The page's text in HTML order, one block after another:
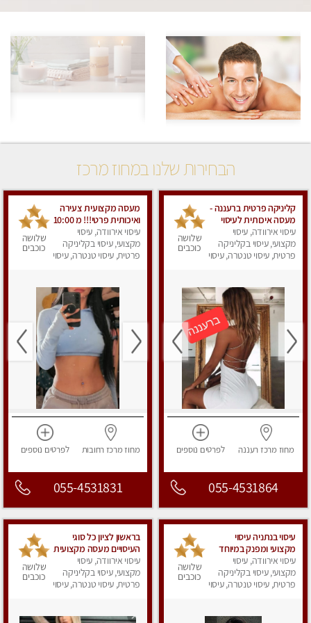
הבחירות שלנו במחוז מרכז
קליניקה פרטית ברעננה -
מעסה איכותית לעיסוי
מקצועי ומפנק לכל שרירי
הגוף...
עיסוי אירוודה, עיסוי
מקצועי, עיסוי בקליניקה
פרטית, עיסוי טנטרה, עיסוי
שלושה
כוכבים
מחוז מרכז רעננה לפרטים נוספים
055-4531864
מעסה מקצועית צעירה
ואיכותית פרטי!!! מ 10:00
בבוקר עד 18:00 בערב.
עיסוי אירוודה, עיסוי
מקצועי, עיסוי בקליניקה
פרטית, עיסוי טנטרה, עיסוי
שלושה
כוכבים
מחוז מרכז רחובות לפרטים נוספים
055-4531831
עיסוי בנתניה עיסוי
מקצועי ומפנק במיוחד
.....
עיסוי אירוודה, עיסוי
מקצועי, עיסוי בקליניקה
פרטית, עיסוי טנטרה, עיסוי
שלושה
כוכבים
בראשון לציון כל סוגי
העיסויים מעסה מקצועית
ואיכותית פרטי!!!מומלץ
לחלוטין!! טל -03-
5413417
עיסוי אירוודה, עיסוי
מקצועי, עיסוי בקליניקה
פרטית, עיסוי טנטרה, עיסוי
שלושה
כוכבים